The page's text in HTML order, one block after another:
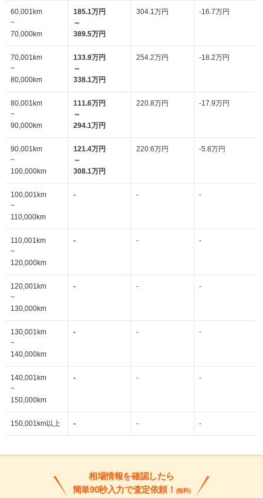
60,001km
~
70,000km
185.1万円
～
389.5万円
304.1万円 -16.7万円
70,001km
~
80,000km
133.9万円
～
338.1万円
254.2万円 -18.2万円
80,001km
~
90,000km
111.6万円
～
294.1万円
220.8万円 -17.9万円
90,001km
~
100,000km
121.4万円
～
308.1万円
220.6万円 -5.8万円
100,001km
~
110,000km
- - -
110,001km
~
120,000km
- - -
120,001km
~
130,000km
- - -
130,001km
~
140,000km
- - -
140,001km
~
150,000km
- - -
150,001km以上 - - -
相場情報を確認したら
簡単90秒入力で査定依頼！ (無料)